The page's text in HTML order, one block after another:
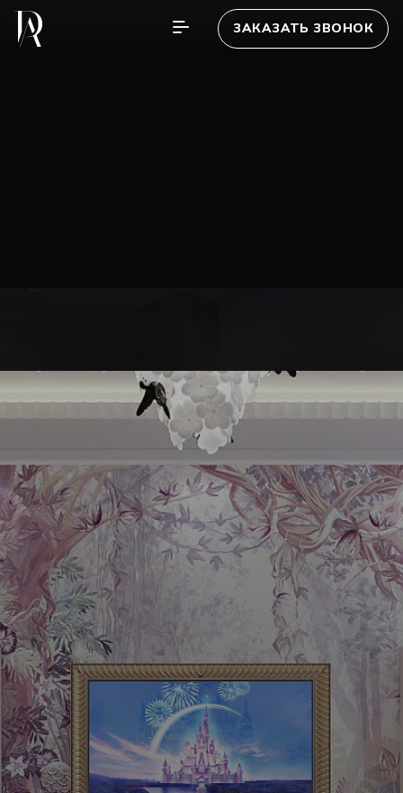
ЗАКАЗАТЬ ЗВОНОК